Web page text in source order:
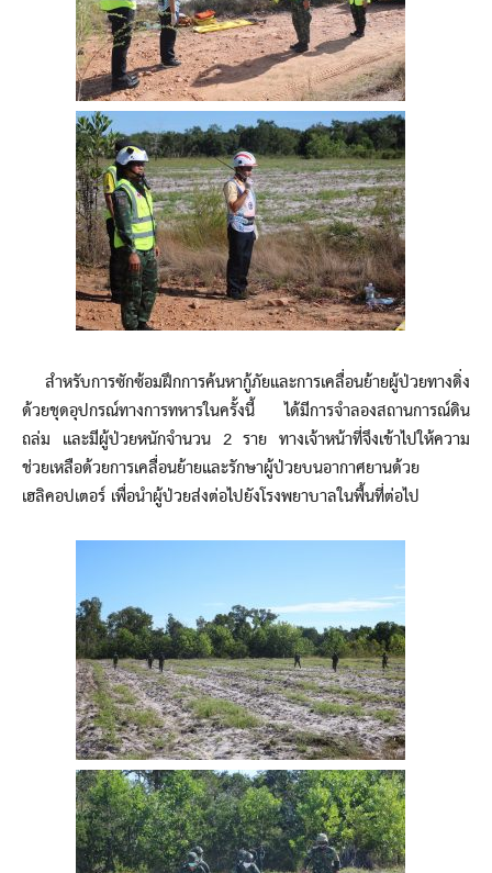
สำหรับการซักซ้อมฝึกการค้นหากู้ภัยและการเคลื่อนย้ายผู้ป่วยทางดิ่ง
ด้วยชุดอุปกรณ์ทางการทหารในครั้งนี้ ได้มีการจำลองสถานการณ์ดิน
ถล่ม และมีผู้ป่วยหนักจำนวน 2 ราย ทางเจ้าหน้าที่จึงเข้าไปให้ความ
ช่วยเหลือด้วยการเคลื่อนย้ายและรักษาผู้ป่วยบนอากาศยานด้วย
เฮลิคอปเตอร์ เพื่อนำผู้ป่วยส่งต่อไปยังโรงพยาบาลในพื้นที่ต่อไป